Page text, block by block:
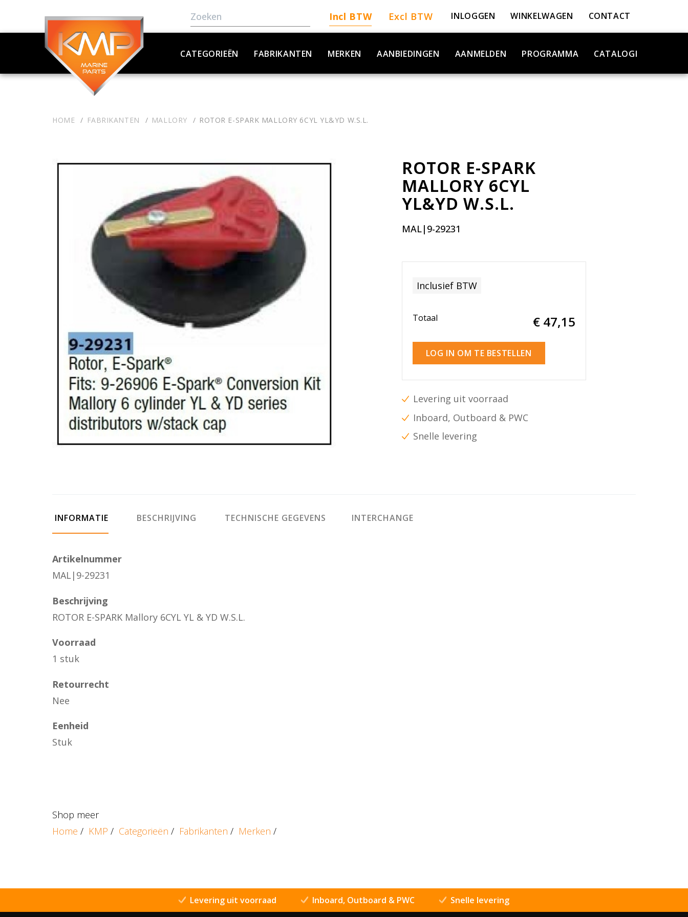
Incl BTW Excl BTW INLOGGEN WINKELWAGEN CONTACT
CATEGORIEËN FABRIKANTEN MERKEN AANBIEDINGEN AANMELDEN PROGRAMMA CATALOGI
HOME FABRIKANTEN MALLORY ROTOR E-SPARK MALLORY 6CYL YL&YD W.S.L.
ROTOR E-SPARK
MALLORY 6CYL
YL&YD W.S.L.
MAL|9-29231
Inclusief BTW
Totaal € 47,15
LOG IN OM TE BESTELLEN
Levering uit voorraad
Inboard, Outboard & PWC
Snelle levering
INFORMATIE BESCHRIJVING TECHNISCHE GEGEVENS INTERCHANGE
Artikelnummer
MAL|9-29231
Beschrijving
ROTOR E-SPARK Mallory 6CYL YL & YD W.S.L.
Voorraad
1 stuk
Retourrecht
Nee
Eenheid
Stuk
Shop meer
Home / KMP / Categorieën / Fabrikanten / Merken /
Levering uit voorraad Inboard, Outboard & PWC Snelle levering